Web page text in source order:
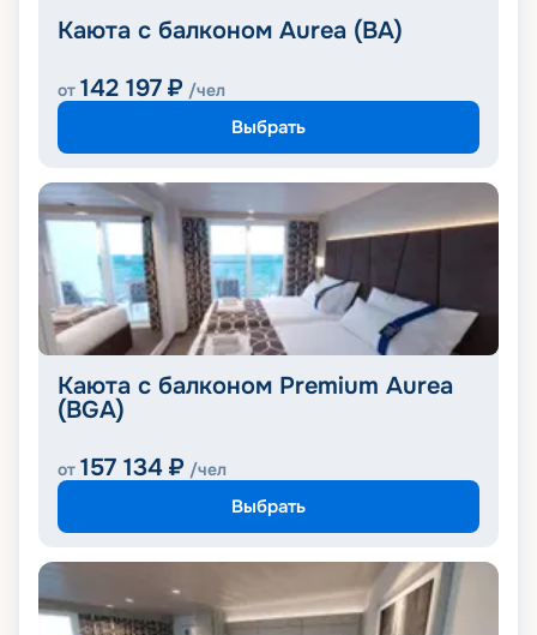
Каюта с балконом Aurea (BA)
от 142 197 ₽ /чел
Выбрать
Каюта с балконом Premium Aurea
(BGA)
от 157 134 ₽ /чел
Выбрать